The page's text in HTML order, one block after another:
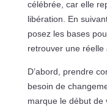
célébrée, car elle
libération. En
posez les bases
retrouver une réelle
D’abord, prendre
besoin de
marque le début de